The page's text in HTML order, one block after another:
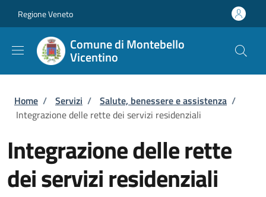
Regione Veneto
Comune di Montebello
Vicentino
Briciole di pane
Home / Servizi / Salute, benessere e assistenza /
Integrazione delle rette dei servizi residenziali
Integrazione delle rette
dei servizi residenziali